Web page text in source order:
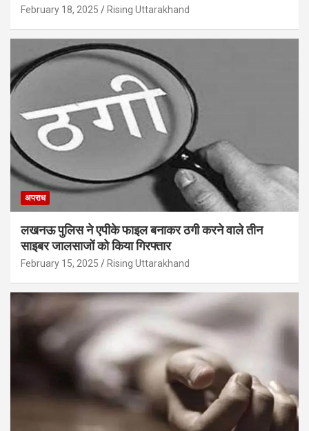
February 18, 2025 Rising Uttarakhand
अपराध
लखनऊ पुलिस ने एपीके फाइल बनाकर ठगी करने वाले तीन
साइबर जालसाजों को किया गिरफ्तार
February 15, 2025 Rising Uttarakhand